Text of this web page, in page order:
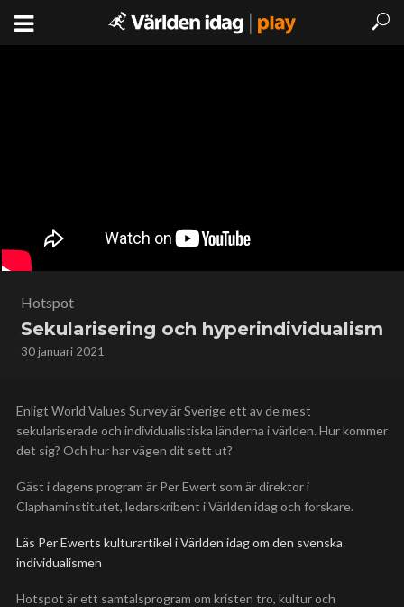
Hotspot
Sekularisering och hyperindividualism
30 januari 2021
Enligt World Values Survey är Sverige ett av de mest
sekulariserade och individualistiska länderna i världen. Hur kommer
det sig? Och hur har vägen dit sett ut?
Gäst i dagens program är Per Ewert som är direktor i
Claphaminstitutet, ledarskribent i Världen idag och forskare.
Läs Per Ewerts kulturartikel i Världen idag om den svenska
individualismen
Hotspot är ett samtalsprogram om kristen tro, kultur och